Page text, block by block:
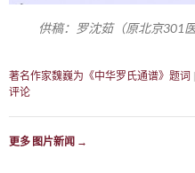
供稿：罗沈茹（原北京301
著名作家魏巍为《中华罗氏通谱》题词
评论
更多 图片新闻 →